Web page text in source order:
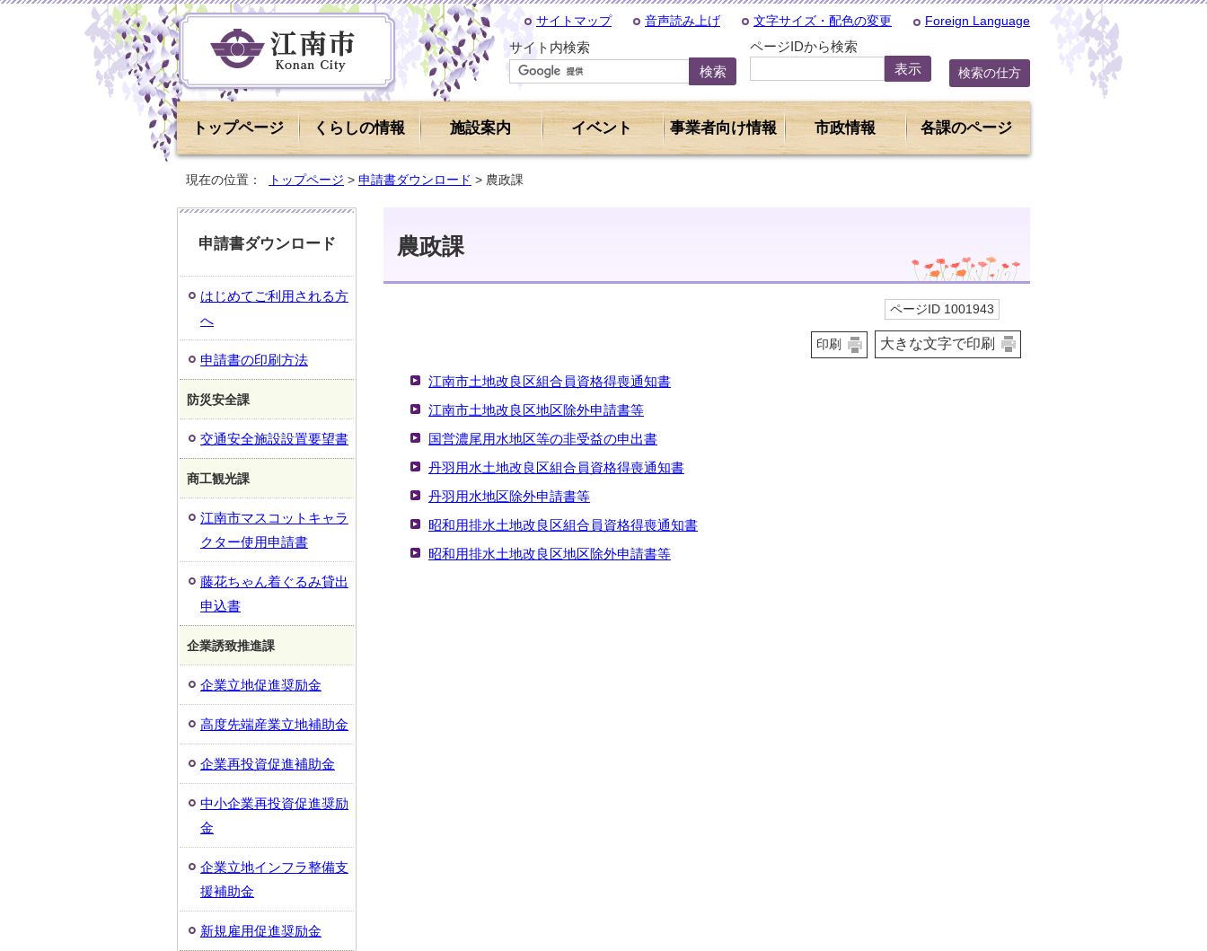
サイトマップ 音声読み上げ 文字サイズ・配色の変更 Foreign Language
サイト内検索 ページIDから検索
検索の仕方
トップページ くらしの情報 施設案内 イベント 事業者向け情報 市政情報 各課のページ
現在の位置： トップページ > 申請書ダウンロード > 農政課
農政課
ページID 1001943
印刷 大きな文字で印刷
江南市土地改良区組合員資格得喪通知書
江南市土地改良区地区除外申請書等
国営濃尾用水地区等の非受益の申出書
丹羽用水土地改良区組合員資格得喪通知書
丹羽用水地区除外申請書等
昭和用排水土地改良区組合員資格得喪通知書
昭和用排水土地改良区地区除外申請書等
申請書ダウンロード
はじめてご利用される方
へ
申請書の印刷方法
防災安全課
交通安全施設設置要望書
商工観光課
江南市マスコットキャラ
クター使用申請書
藤花ちゃん着ぐるみ貸出
申込書
企業誘致推進課
企業立地促進奨励金
高度先端産業立地補助金
企業再投資促進補助金
中小企業再投資促進奨励
金
企業立地インフラ整備支
援補助金
新規雇用促進奨励金